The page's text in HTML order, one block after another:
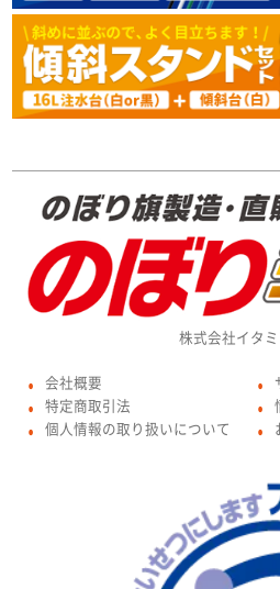
株式会社イタ
● 会社概要
● 特定商取引法
● 個人情報の取り扱いについて
●
●
●